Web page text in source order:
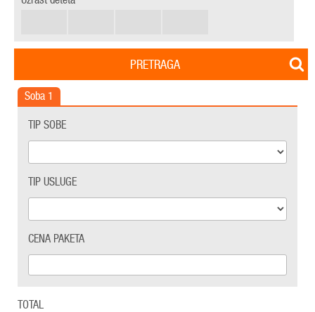
PRETRAGA
Soba 1
TIP SOBE
TIP USLUGE
CENA PAKETA
TOTAL